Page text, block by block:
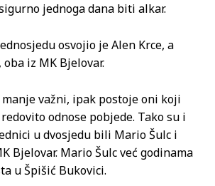
jednoga dana biti alkar.
osvojio je Alen Krce, a
iz MK Bjelovar.
važni, ipak postoje oni koji
odnose pobjede. Tako su i
u dvosjedu bili Mario Šulc i
Bjelovar. Mario Šulc već godinama
u Špišić Bukovici.